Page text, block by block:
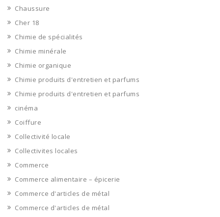
Chaussure
Cher 18
Chimie de spécialités
Chimie minérale
Chimie organique
Chimie produits d'entretien et parfums
Chimie produits d'entretien et parfums
cinéma
Coiffure
Collectivité locale
Collectivites locales
Commerce
Commerce alimentaire – épicerie
Commerce d'articles de métal
Commerce d'articles de métal